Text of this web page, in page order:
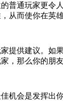
普通玩家更
从而使你在英
提供建议。
，那么你的朋
机会是发挥